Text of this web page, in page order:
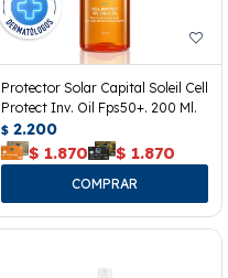
Protector Solar Capital Soleil Cell
Protect Inv. Oil Fps50+. 200 Ml.
$ 2.200
$ 1.870 $ 1.870